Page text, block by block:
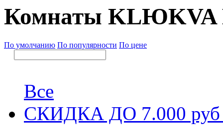
Комнаты KLЮKVA
По умолчанию По популярности По цене
Все
СКИДКА ДО 7.000